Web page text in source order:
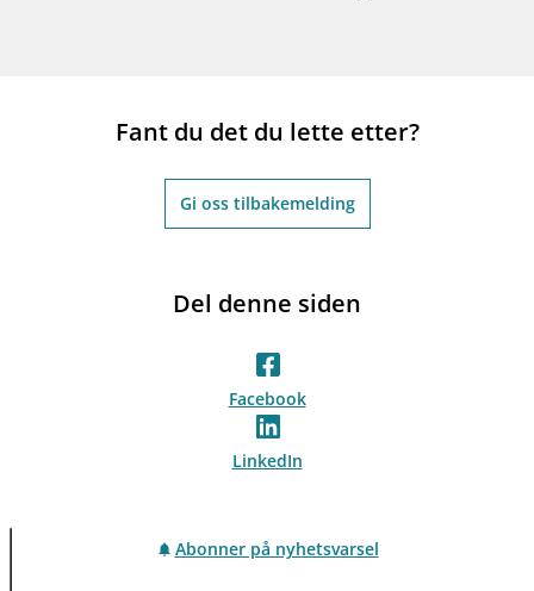
Fant du det du lette etter?
Gi oss tilbakemelding
Del denne siden
Facebook
LinkedIn
Abonner på nyhetsvarsel